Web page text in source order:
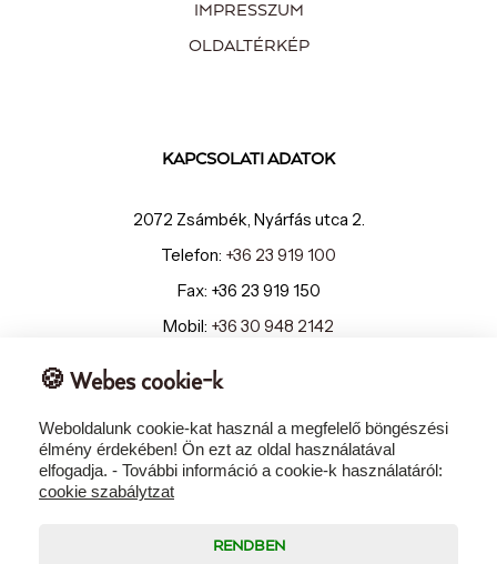
IMPRESSZUM
OLDALTÉRKÉP
KAPCSOLATI ADATOK
2072 Zsámbék, Nyárfás utca 2.
Telefon: +36 23 919 100
Fax: +36 23 919 150
Mobil: +36 30 948 2142
Zsámbék
🍪 Webes cookie-k
Weboldalunk cookie-kat használ a megfelelő böngészési
élmény érdekében! Ön ezt az oldal használatával
elfogadja. - További információ a cookie-k használatáról:
cookie szabálytzat
RENDBEN